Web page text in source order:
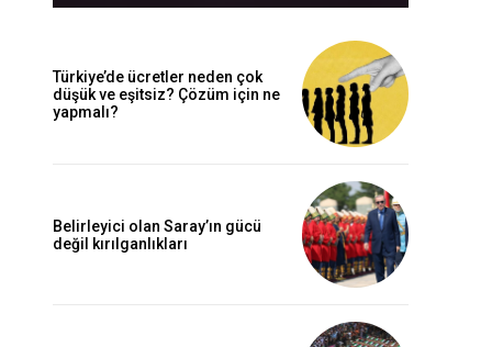
Türkiye’de ücretler neden çok
düşük ve eşitsiz? Çözüm için ne
yapmalı?
Belirleyici olan Saray’ın gücü
değil kırılganlıkları